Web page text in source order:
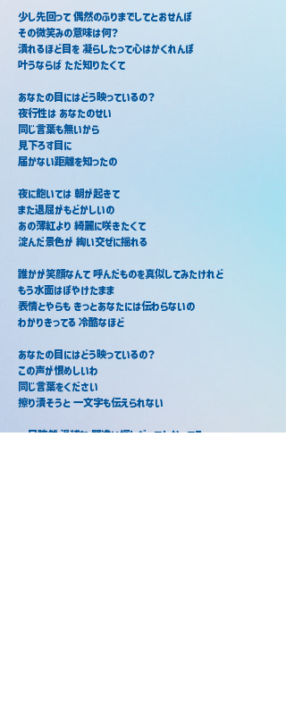
少し先回って 偶然のふりまでしてとおせんぼ
その微笑みの意味は何？
潰れるほど目を 凝らしたって心はかくれんぼ
叶うならば ただ知りたくて
あなたの目にはどう映っているの？
夜行性は あなたのせい
同じ言葉も無いから
見下ろす目に
届かない距離を知ったの
夜に飽いては 朝が起きて
また退屈がもどかしいの
あの薄紅より 綺麗に咲きたくて
淀んだ景色が 綯い交ぜに揺れる
誰かが笑顔なんて 呼んだものを真似してみたけれど
もう水面はぼやけたまま
表情とやらも きっとあなたには伝わらないの
わかりきってる 冷酷なほど
あなたの目にはどう映っているの？
この声が恨めしいわ
同じ言葉をください
擦り潰そうと 一文字も伝えられない
一目瞭然 滑稽な 間違い探しだってわかってる